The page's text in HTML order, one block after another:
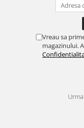
Vreau sa
magazinului.